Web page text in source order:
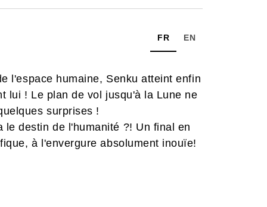
FR EN
l'espace humaine, Senku atteint enfin
lui ! Le plan de vol jusqu'à la Lune ne
surprises !
destin de l'humanité ?! Un final en
à l'envergure absolument inouïe!